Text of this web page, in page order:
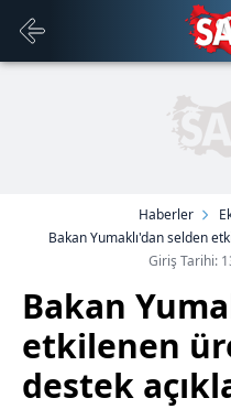
Haberler
Bakan Yumaklı'dan selden
Giriş Tarihi:
Bakan
etkilenen
destek